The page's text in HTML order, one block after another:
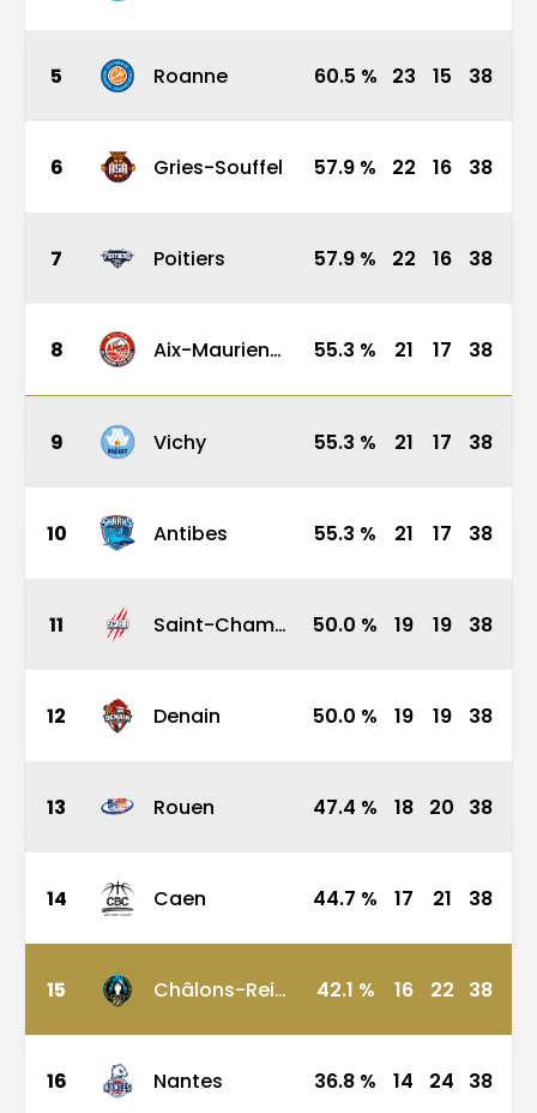
5 Roanne 60.5 % 23 15 38
6 Gries-Souffel 57.9 % 22 16 38
7 Poitiers 57.9 % 22 16 38
8 Aix-Maurienne 55.3 % 21 17 38
9 Vichy 55.3 % 21 17 38
10 Antibes 55.3 % 21 17 38
11 Saint-Chamond-Andrezieux 50.0 % 19 19 38
12 Denain 50.0 % 19 19 38
13 Rouen 47.4 % 18 20 38
14 Caen 44.7 % 17 21 38
15 Châlons-Reims 42.1 % 16 22 38
16 Nantes 36.8 % 14 24 38